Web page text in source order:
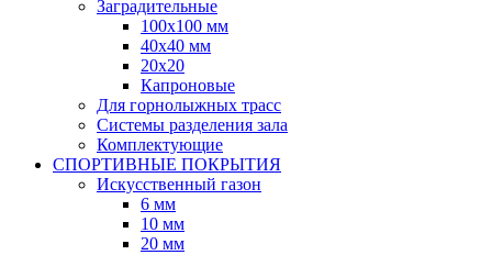
Заградительные
100х100 мм
40х40 мм
20х20
Капроновые
Для горнолыжных трасс
Системы разделения зала
Комплектующие
СПОРТИВНЫЕ ПОКРЫТИЯ
Искусственный газон
6 мм
10 мм
20 мм